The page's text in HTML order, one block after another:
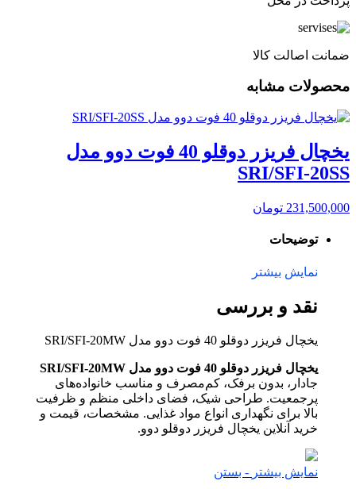
ضمانت اصالت کالا
محصولات مشابه
یخچال فریزر دوقلو 40 فوت دوو مدل
SRI/SFI-20SS
231,500,000 تومان
توضیحات
نمایش بیشتر
نقد و بررسی
یخچال فریزر دوقلو 40 فوت دوو مدل SRI/SFI-20MW
یخچال فریزر دوقلو 40 فوت دوو مدل SRI/SFI-20MW
جادار، بدون برفک، کم‌مصرف و مناسب خانواده‌های
پرجمعیت. طراحی شیک، فضای داخلی منظم و ظرفیت
بالا برای نگهداری انواع مواد غذایی. مشخصات، قیمت و
خرید آنلاین یخچال فریزر دوقلو دوو.
نمایش بیشتر - بستن